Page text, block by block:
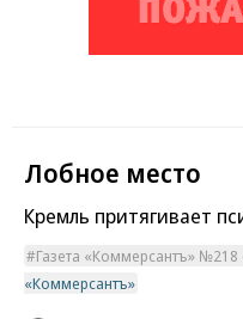
Лобное место
Кремль притягивает
Газета «Коммерсантъ» №218
«Коммерсантъ»